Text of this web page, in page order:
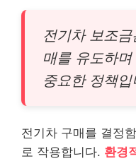
전기차 보조
매를 유도하
중요한 정책입
전기차 구매를 결정
로 작용합니다. 환경